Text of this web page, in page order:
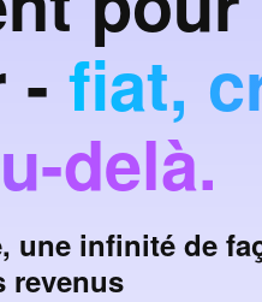
-fiat,
delà.
une infinité de
revenus